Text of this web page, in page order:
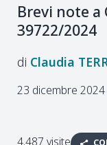
Brevi note a
39722/2024
Claudia
23 dicembre 2024
4.487 visite